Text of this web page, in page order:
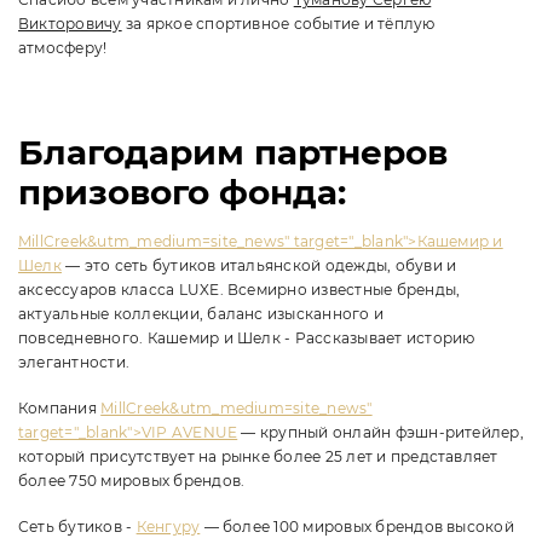
Викторовичу за яркое спортивное событие и тёплую
атмосферу!
Благодарим партнеров
призового фонда:
MillCreek&utm_medium=site_news" target="_blank">Кашемир и
Шелк— это сеть бутиков итальянской одежды, обуви и
аксессуаров класса LUXE. Всемирно известные бренды,
актуальные коллекции, баланс изысканного и
повседневного. Кашемир и Шелк - Рассказывает историю
элегантности.
Компания MillCreek&utm_medium=site_news"
target="_blank">VIP AVENUE — крупный онлайн фэшн-ритейлер,
который присутствует на рынке более 25 лет и представляет
более 750 мировых брендов.
Сеть бутиков - Кенгуру — более 100 мировых брендов высокой